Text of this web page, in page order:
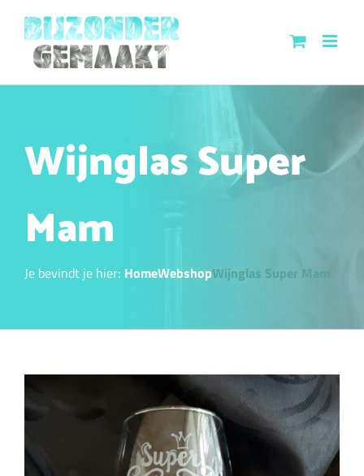
inhoud
Wijnglas Super
Mam
Je bevindt je hier: HomeWebshopWijnglas Super Mam